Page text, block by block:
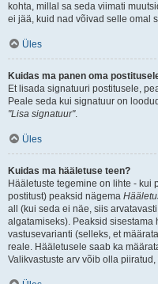
kohta, millal sa seda viimati
ei jää, kuid nad võivad selle omal
Üles
Kuidas ma panen oma
Et lisada signatuuri postitusele,
Peale seda kui signatuur on
"Lisa signatuur".
Üles
Kuidas ma hääletuse teen?
Hääletuste tegemine on lihte - kui
postitust) peaksid nägema
all (kui seda ei näe, siis
algatamiseks). Peaksid
vastusevarianti (selleks, et
reale. Hääletusele saab ka
Valikvastuste arv võib olla